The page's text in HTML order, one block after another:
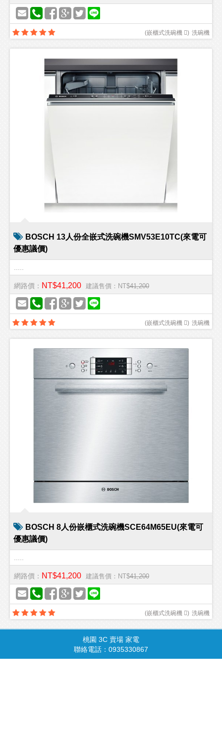
洗碗機
(嵌櫃式洗碗機 )
BOSCH 13人份全嵌式洗碗機SMV53E10TC(來電可
優惠議價)
網路價： NT$41,200 建議售價：NT$41,200
洗碗機
(嵌櫃式洗碗機 )
BOSCH 8人份嵌櫃式洗碗機SCE64M65EU(來電可
優惠議價)
網路價： NT$41,200 建議售價：NT$41,200
洗碗機
(嵌櫃式洗碗機 )
請由此進入
桃園 3C 賣場 家電
聯絡電話：0935330867